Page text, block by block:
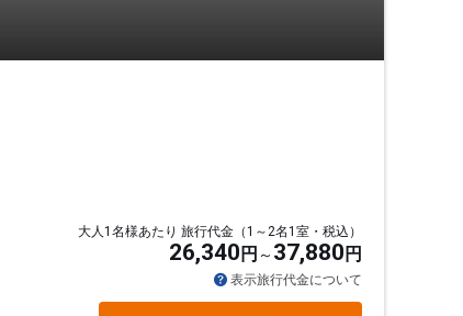
大人1名様あたり 旅行代金（1～2名1室・税込）
26,340 円 37,880 円
表示旅行代金について